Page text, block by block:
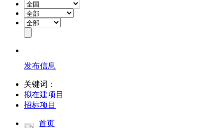
发布信息
关键词：
拟在建项目
招标项目
首页